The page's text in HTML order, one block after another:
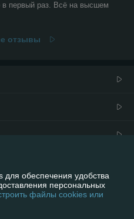
в первый раз. Всё на высшем
отзывы
обеспечения удобства
персональных
файлы cookies или